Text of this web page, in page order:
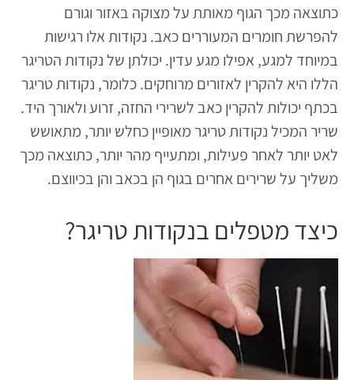
כתוצאה מכך הגוף מאותת על מצוקה באזור וגורם
להפרשת חומרים המעוררים כאב. נקודות אלו רגישות
במיוחד למגע, אפילו מגע עדין. יכולתן של נקודות הטריגר
הללו היא להקרין לאזורים מרוחקים. כלומר, נקודות טריגר
בכתף יכולות להקרין כאב לשרירי החזה, זרוע ולאורך היד.
שריר המכיל נקודות טריגר מאופיין כחלש יותר, מתאושש
לאט יותר לאחר פעילות, ומתעייף מהר יותר, כתוצאה מכך
משליך על שרירים אחרים בגוף הן בכאב והן בכיווצם.
כיצד מטפלים בנקודות טריגר?